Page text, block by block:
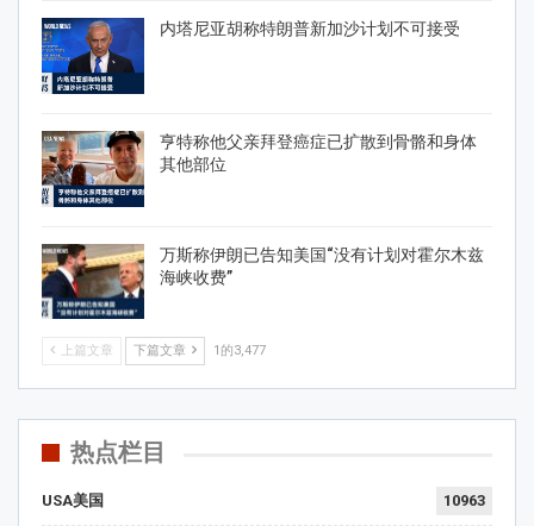
内塔尼亚胡称特朗普新加沙计划不可接受
亨特称他父亲拜登癌症已扩散到骨骼和身体
其他部位
万斯称伊朗已告知美国“没有计划对霍尔木兹
海峡收费”
上篇文章 下篇文章 1的3,477
热点栏目
USA美国 10963